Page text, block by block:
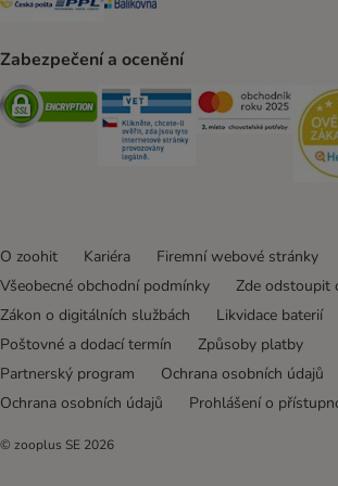
Zabezpečení a ocenění
Security Security
O zoohit Kariéra Firemní webové stránky
Všeobecné obchodní podmínky
Zde odstoupit
Zákon o digitálních službách
Likvidace baterií
Poštovné a dodací termín
Způsoby platby
Partnerský program
Ochrana osobních údajů
Ochrana osobních údajů
Prohlášení o
© zooplus SE 2026